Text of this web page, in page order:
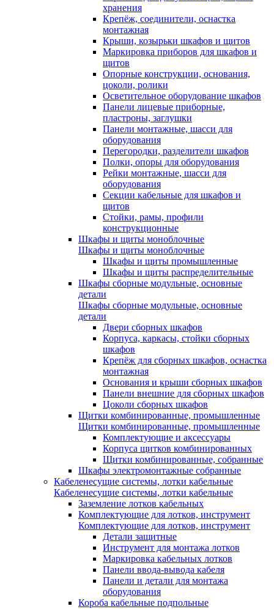
хранения
Крепёж, соединители, оснастка
монтажная
Крыши, козырьки шкафов и щитов
Маркировка приборов для шкафов и
щитов
Опорные конструкции, основания,
цоколи, ролики
Осветительное оборудование шкафов
Панели лицевые приборные,
пластроны, заглушки
Панели монтажные, шасси для
оборудования
Перегородки, разделители шкафов
Полки, опоры для оборудования
Рейки монтажные, шасси для
оборудования
Секции кабельные для шкафов и
щитов
Стойки, рамы, профили
конструкционные
Шкафы и щиты моноблочные
Шкафы и щиты моноблочные
Шкафы и щиты промышленные
Шкафы и щиты распределительные
Шкафы сборные модульные, основные
детали
Шкафы сборные модульные, основные
детали
Двери сборных шкафов
Корпуса, каркасы, стойки сборных
шкафов
Крепёж для сборных шкафов, оснастка
монтажная
Основания и крыши сборных шкафов
Панели внешние для сборных шкафов
Цоколи сборных шкафов
Щитки комбинированные, промышленные
Щитки комбинированные, промышленные
Комплектующие и аксессуары
Корпуса щитков комбинированных
Щитки комбинированные, собранные
Шкафы электромонтажные собранные
Кабеленесущие системы, лотки кабельные
Кабеленесущие системы, лотки кабельные
Заземление лотков кабельных
Комплектующие для лотков, инструмент
Комплектующие для лотков, инструмент
Детали защитные
Инструмент для монтажа лотков
Маркировка кабельных лотков
Панели ввода-вывода кабеля
Панели и детали для монтажа
оборудования
Короба кабельные подпольные